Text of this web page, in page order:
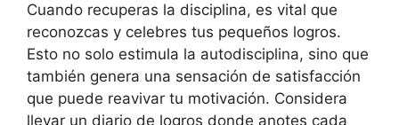
Cuando recuperas la disciplina, es vital que
reconozcas y celebres tus pequeños logros.
Esto no solo estimula la autodisciplina, sino que
también genera una sensación de satisfacción
que puede reavivar tu motivación. Considera
llevar un diario de logros donde anotes cada